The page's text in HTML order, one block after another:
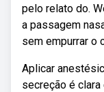
pelo relato do.
a passagem
sem empurrar o
Aplicar
secreção é